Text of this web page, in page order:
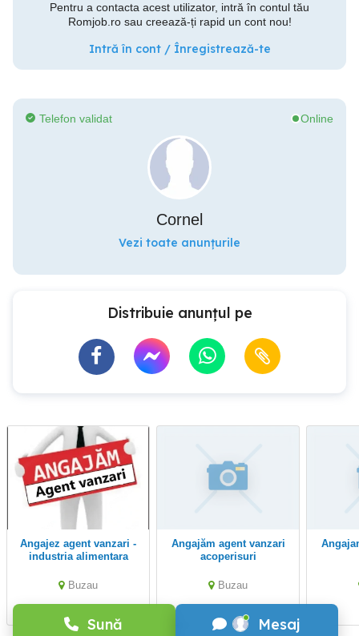
Pentru a contacta acest utilizator, intră în contul tău
Romjob.ro sau creează-ți rapid un cont nou!
Intră în cont / Înregistrează-te
Sună Mesaj
Telefon validat Online
Cornel
Vezi toate anunțurile
Distribuie anunțul pe
Angajez agent vanzari -
industria alimentara
Buzau
angajăm agent vanzari
acoperisuri
Buzau